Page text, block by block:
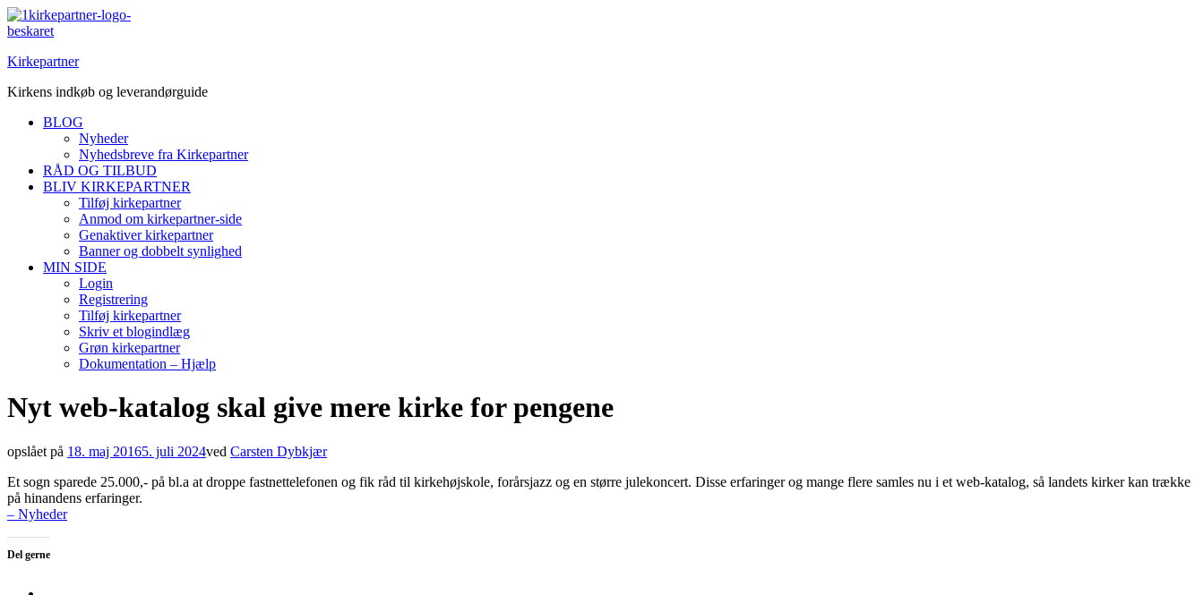
Spring
til
Kirkepartner
Kirkens indkøb og leverandørguide
BLOG
Nyheder
Nyhedsbreve fra Kirkepartner
RÅD OG TILBUD
BLIV KIRKEPARTNER
Tilføj kirkepartner
Anmod om kirkepartner-side
Genaktiver kirkepartner
Banner og dobbelt synlighed
MIN SIDE
Login
Registrering
Tilføj kirkepartner
Skriv et blogindlæg
Grøn kirkepartner
Dokumentation – Hjælp
Nyt web-katalog skal give mere kirke for pengene
opslået på 18. maj 20165. juli 2024ved Carsten Dybkjær
Et sogn sparede 25.000,- på bl.a at droppe fastnettelefonen og fik råd til kirkehøjskole, forårsjazz og en større julekoncert. Disse erfaringer og mange flere samles nu i et web-katalog, så landets kirker kan trække
på hinandens erfaringer.
– Nyheder
Del gerne